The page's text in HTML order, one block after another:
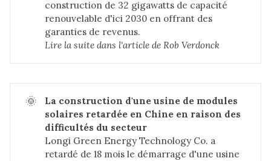
construction de 32 gigawatts de capacité
renouvelable d'ici 2030 en offrant des
garanties de revenus.
Lire la suite dans l'article de Rob Verdonck
🌞
La construction d'une usine de modules
solaires retardée en Chine en raison des
difficultés du secteur
Longi Green Energy Technology Co. a
retardé de 18 mois le démarrage d'une usine